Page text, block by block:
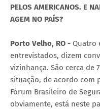
PELOS AMERICANOS. E
AGEM NO PAÍS?
Porto Velho, RO - Quatro
entrevistados, dizem
vizinhança. São cerca de
situação, de acordo com
Fórum Brasileiro de
obviamente, está neste